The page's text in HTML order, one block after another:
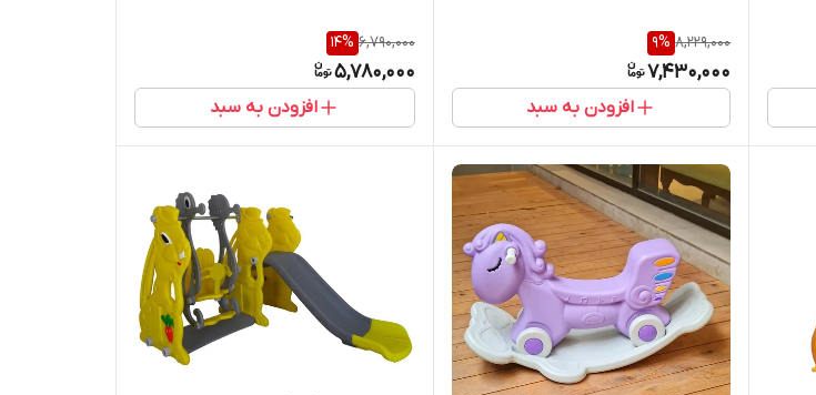
8,229,000
9%
7,430,000
افزودن به سبد
6,790,000
14%
5,780,000
افزودن به سبد